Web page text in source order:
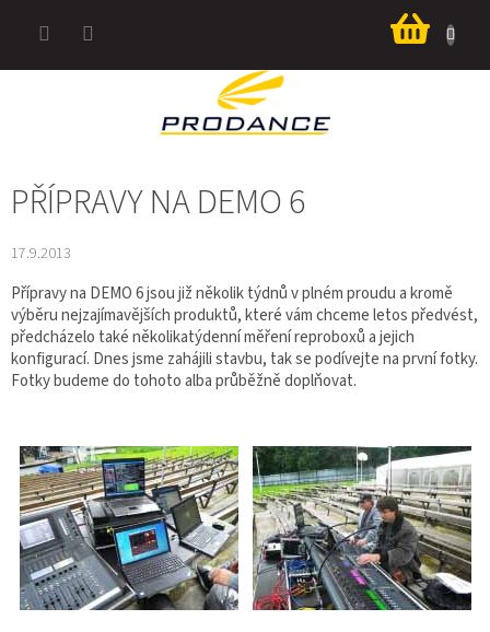
košík
PŘÍPRAVY NA DEMO 6
17.9.2013
Přípravy na DEMO 6 jsou již několik týdnů v plném proudu a kromě
výběru nejzajímavějších produktů, které vám chceme letos předvést,
předcházelo také několikatýdenní měření reproboxů a jejich
konfigurací. Dnes jsme zahájili stavbu, tak se podívejte na první fotky.
Fotky budeme do tohoto alba průběžně doplňovat.